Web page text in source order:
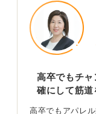
高卒でもチ
確にして筋道
高卒でもアパレ